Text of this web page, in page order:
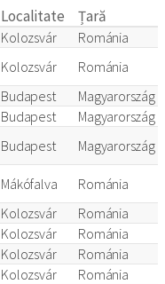
Localitate Țară
Kolozsvár
Románia
Kolozsvár
Románia
Budapest
Magyarország
Budapest
Magyarország
Budapest Magyarország
Mákófalva
Románia
Kolozsvár
Románia
Kolozsvár
Románia
Kolozsvár
Románia
Kolozsvár
Románia